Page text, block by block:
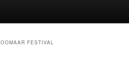
FESTIVAL